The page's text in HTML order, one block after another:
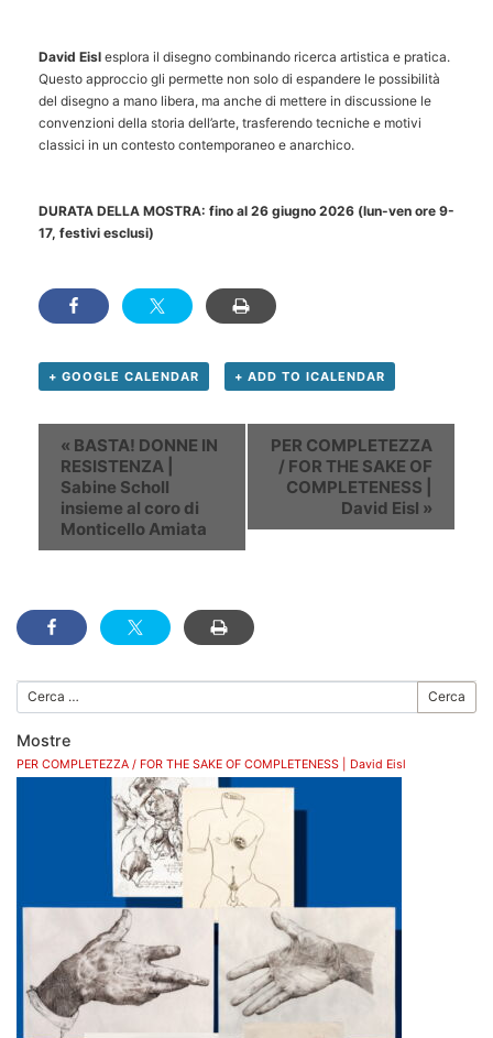
David Eisl esplora il disegno combinando ricerca artistica e pratica.
Questo approccio gli permette non solo di espandere le possibilità
del disegno a mano libera, ma anche di mettere in discussione le
convenzioni della storia dell’arte, trasferendo tecniche e motivi
classici in un contesto contemporaneo e anarchico.
DURATA DELLA MOSTRA: fino al 26 giugno 2026 (lun-ven ore 9-
17, festivi esclusi)
+ GOOGLE CALENDAR + ADD TO ICALENDAR
Evento
Navigation
« BASTA! DONNE IN
RESISTENZA |
Sabine Scholl
insieme al coro di
Monticello Amiata
PER COMPLETEZZA
/ FOR THE SAKE OF
COMPLETENESS |
David Eisl »
Cerca
Mostre
PER COMPLETEZZA / FOR THE SAKE OF COMPLETENESS | David Eisl